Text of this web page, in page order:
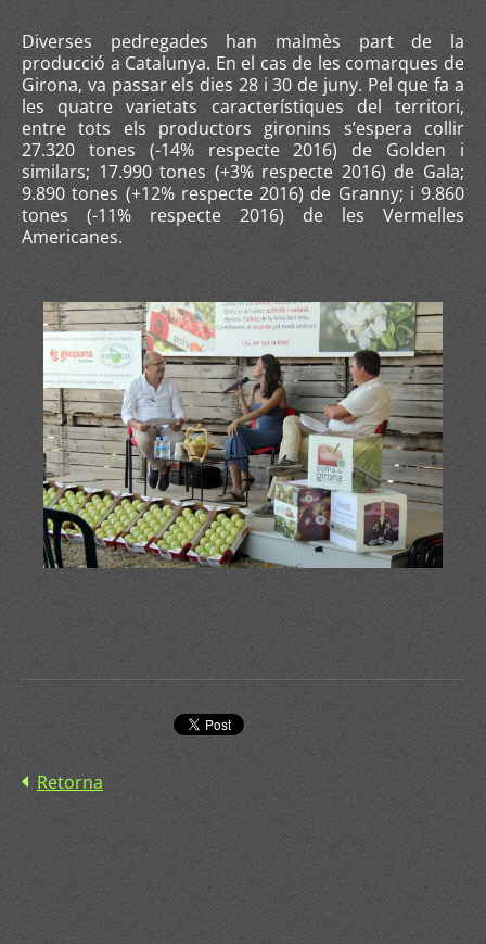
Diverses pedregades han malmès part de la
producció a Catalunya. En el cas de les comarques de
Girona, va passar els dies 28 i 30 de juny. Pel que fa a
les quatre varietats característiques del territori,
entre tots els productors gironins s’espera collir
27.320 tones (-14% respecte 2016) de Golden i
similars; 17.990 tones (+3% respecte 2016) de Gala;
9.890 tones (+12% respecte 2016) de Granny; i 9.860
tones (-11% respecte 2016) de les Vermelles
Americanes.
Retorna